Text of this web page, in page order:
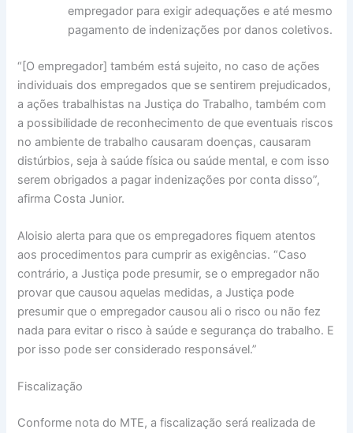
empregador para exigir adequações e até mesmo
pagamento de indenizações por danos coletivos.
“[O empregador] também está sujeito, no caso de ações
individuais dos empregados que se sentirem prejudicados,
a ações trabalhistas na Justiça do Trabalho, também com
a possibilidade de reconhecimento de que eventuais riscos
no ambiente de trabalho causaram doenças, causaram
distúrbios, seja à saúde física ou saúde mental, e com isso
serem obrigados a pagar indenizações por conta disso”,
afirma Costa Junior.
Aloisio alerta para que os empregadores fiquem atentos
aos procedimentos para cumprir as exigências. “Caso
contrário, a Justiça pode presumir, se o empregador não
provar que causou aquelas medidas, a Justiça pode
presumir que o empregador causou ali o risco ou não fez
nada para evitar o risco à saúde e segurança do trabalho. E
por isso pode ser considerado responsável.”
Fiscalização
Conforme nota do MTE, a fiscalização será realizada de